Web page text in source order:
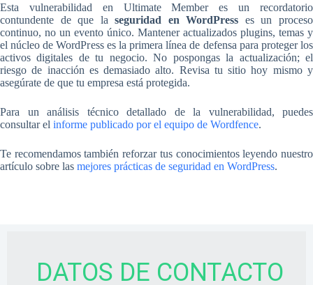
Esta vulnerabilidad en Ultimate Member es un recordatorio
contundente de que laseguridad en WordPress es un proceso
continuo, no un evento único. Mantener actualizados plugins, temas y
el núcleo de WordPress es la primera línea de defensa para proteger los
activos digitales de tu negocio. No pospongas la actualización; el
riesgo de inacción es demasiado alto. Revisa tu sitio hoy mismo y
asegúrate de que tu empresa está protegida.
Para un análisis técnico detallado de la vulnerabilidad, puedes
consultar el informe publicado por el equipo de Wordfence.
Te recomendamos también reforzar tus conocimientos leyendo nuestro
artículo sobre las mejores prácticas de seguridad en WordPress.
DATOS DE CONTACTO